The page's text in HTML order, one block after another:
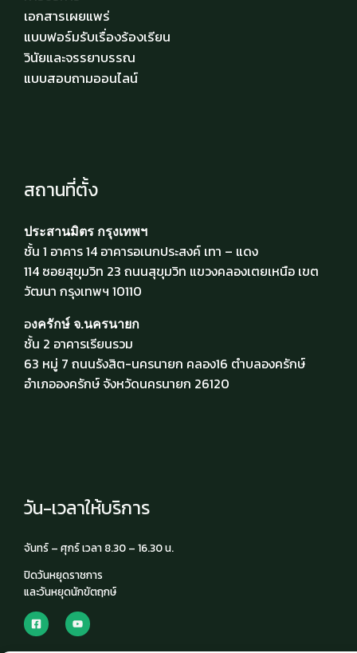
เอกสารเผยแพร่
แบบฟอร์มรับเรื่องร้องเรียน
วินัยและจรรยาบรรณ
แบบสอบถามออนไลน์
สถานที่ตั้ง
ประสานมิตร กรุงเทพฯ
ชั้น 1 อาคาร 14 อาคารอเนกประสงค์ เทา – แดง
114 ซอยสุขุมวิท 23 ถนนสุขุมวิท แขวงคลองเตยเหนือ เขต
วัฒนา กรุงเทพฯ 10110
องครักษ์ จ.นครนายก
ชั้น 2 อาคารเรียนรวม
63 หมู่ 7 ถนนรังสิต-นครนายก คลอง16 ตำบลองครักษ์
อำเภอองครักษ์ จังหวัดนครนายก 26120
วัน-เวลาให้บริการ
จันทร์ – ศุกร์ เวลา 8.30 – 16.30 น.
ปิดวันหยุดราชการ
และวันหยุดนักขัตฤกษ์